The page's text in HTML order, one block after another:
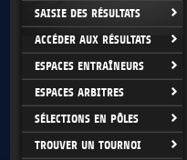
SAISIE DES RÉSULTATS
ACCÉDER AUX RÉSULTATS
ESPACES ENTRAÎNEURS
ESPACES ARBITRES
SÉLECTIONS EN PÔLES
TROUVER UN TOURNOI